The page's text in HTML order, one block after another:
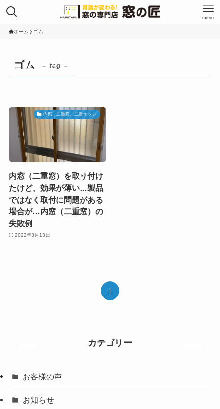
menu
ホーム ゴム
ゴム – tag –
内窓、二重窓、二重サッシ
内窓（二重窓）を取り付け
たけど、効果が薄い…製品
ではなく取付に問題がある
場合が…内窓（二重窓）の
失敗例
2022年3月13日
1
カテゴリー
お客様の声
お知らせ